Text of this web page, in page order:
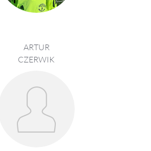
ARTUR
CZERWIK